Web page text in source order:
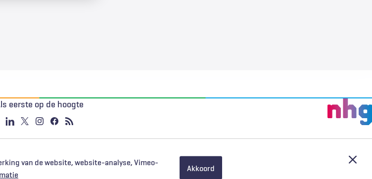
van de website, website-analyse, Vimeo-
Akkoord
eerste op de hoogte